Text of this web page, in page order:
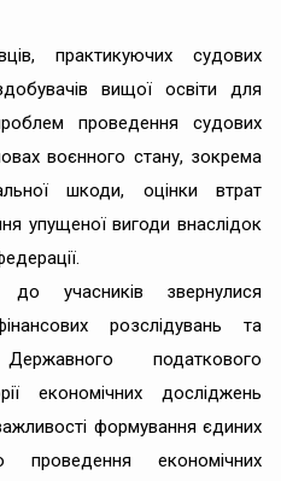
практикуючих судових
вищої освіти для
проведення судових
воєнного стану, зокрема
шкоди, оцінки втрат
упущеної вигоди внаслідок
учасників звернулися
розслідувань та
податкового
економічних досліджень
формування єдиних
проведення економічних